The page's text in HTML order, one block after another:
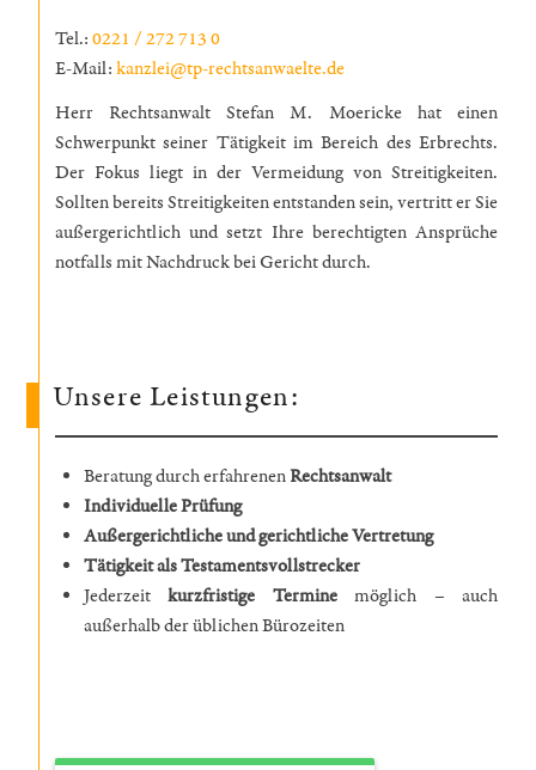
Tel.:0221 / 272 713 0
E-Mail:kanzlei@tp-rechtsanwaelte.de
Herr Rechtsanwalt Stefan M. Moericke hat einen
Schwerpunkt seiner Tätigkeit im Bereich des Erbrechts.
Der Fokus liegt in der Vermeidung von Streitigkeiten.
Sollten bereits Streitigkeiten entstanden sein, vertritt er Sie
außergerichtlich und setzt Ihre berechtigten Ansprüche
notfalls mit Nachdruck bei Gericht durch.
Unsere Leistungen:
Beratung durch erfahrenenRechtsanwalt
Individuelle Prüfung
Außergerichtliche und gerichtliche Vertretung
Tätigkeit als Testamentsvollstrecker
Jederzeitkurzfristige Terminemöglich – auch
außerhalb der üblichen Bürozeiten